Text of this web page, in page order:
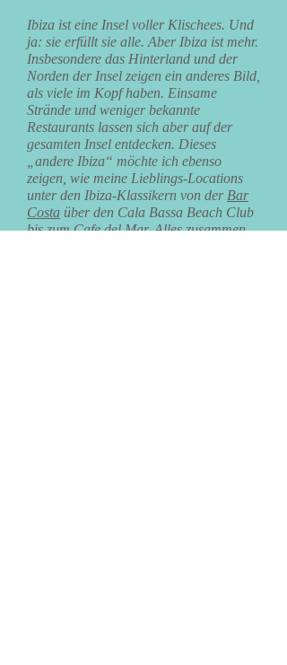
Ibiza ist eine Insel voller Klischees. Und
ja: sie erfüllt sie alle. Aber Ibiza ist mehr.
Insbesondere das Hinterland und der
Norden der Insel zeigen ein anderes Bild,
als viele im Kopf haben. Einsame
Strände und weniger bekannte
Restaurants lassen sich aber auf der
gesamten Insel entdecken. Dieses
„andere Ibiza“ möchte ich ebenso
zeigen, wie meine Lieblings-Locations
unter den Ibiza-Klassikern von der Bar
Costa über den Cala Bassa Beach Club
bis zum Cafe del Mar. Alles zusammen